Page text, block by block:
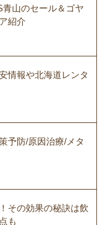
山のセール＆ゴヤ
紹介
情報や北海道レンタ
予防/原因治療/メタ
その効果の秘訣は飲
も